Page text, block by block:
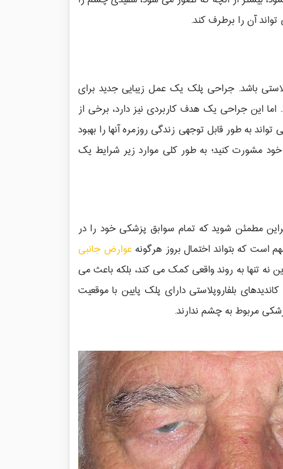
آن را برطرف کند.
باشد. جراحی پلک یک عمل زیبایی جدید برای
این جراحی یک هدف کاربردی نیز دارد، برخی از
به طور قابل توجهی زندگی روزمره آنها را بهبود
مشورت کنید؛ به طور کلی موارد زیر شرایط یک
مطمئن شوید که تمام سوابق پزشکی خود را در
است که بتواند اختمال بروز هرگونه عوارض جانبی
نه تنها به روند واقعی کمک می کند، بلکه باعث می
بلفاروپلاستی دارای پلک پایین با موقعیت
مربوط به چشم ندارند.